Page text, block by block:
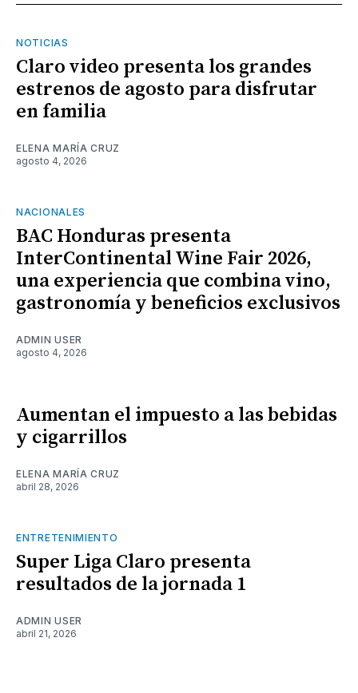
NOTICIAS
Claro video presenta los grandes
estrenos de agosto para disfrutar
en familia
ELENA MARÍA CRUZ
agosto 4, 2026
NACIONALES
BAC Honduras presenta
InterContinental Wine Fair 2026,
una experiencia que combina vino,
gastronomía y beneficios exclusivos
ADMIN USER
agosto 4, 2026
Aumentan el impuesto a las bebidas
y cigarrillos
ELENA MARÍA CRUZ
abril 28, 2026
ENTRETENIMIENTO
Super Liga Claro presenta
resultados de la jornada 1
ADMIN USER
abril 21, 2026